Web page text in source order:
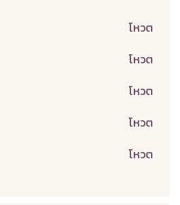
โหวต
โหวต
โหวต
โหวต
โหวต